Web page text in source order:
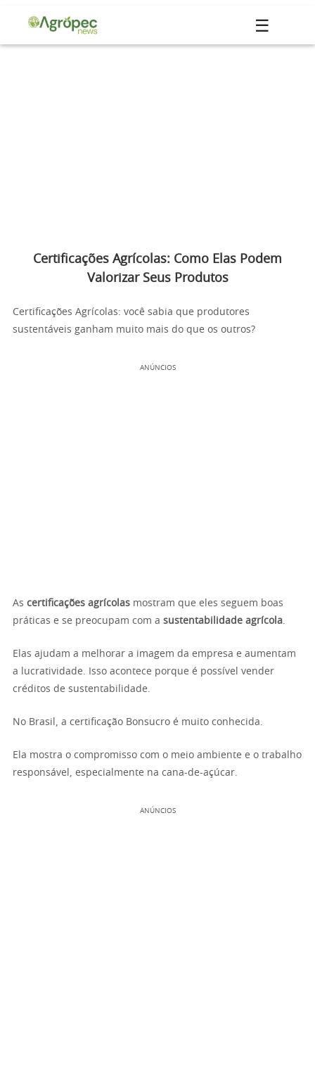
☰
Certificações Agrícolas: Como Elas Podem
Valorizar Seus Produtos
Certificações Agrícolas: você sabia que produtores
sustentáveis ganham muito mais do que os outros?
ANÚNCIOS
As certificações agrícolas mostram que eles seguem boas
práticas e se preocupam com a sustentabilidade agrícola.
Elas ajudam a melhorar a imagem da empresa e aumentam
a lucratividade. Isso acontece porque é possível vender
créditos de sustentabilidade.
No Brasil, a certificação Bonsucro é muito conhecida.
Ela mostra o compromisso com o meio ambiente e o trabalho
responsável, especialmente na cana-de-açúcar.
ANÚNCIOS